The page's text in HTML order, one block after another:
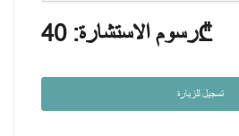
رسوم الاستشارة:40₾
تسجيل للزيارة